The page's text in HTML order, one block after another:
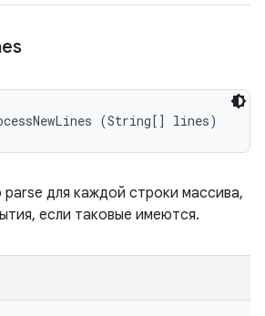
(String[] lines)
для каждой строки массива,
если таковые имеются.